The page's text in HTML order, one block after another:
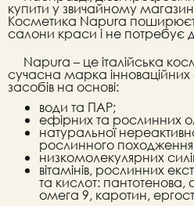
купити у звичайному
Косметика Napura
салони краси і не потребує
Napura – це італійська
сучасна марка інноваційних
засобів на основі:
води та ПАР;
ефірних та рослинних
натуральної
рослинного
низкомолекулярних
вітамінів, рослинних
та кислот: пантотенова,
омега 9, каротин,